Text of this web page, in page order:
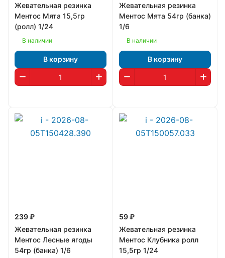
Жевательная резинка
Ментос Мята 15,5гр
(ролл) 1/24
В наличии
В корзину
Жевательная резинка
Ментос Мята 54гр (банка)
1/6
В наличии
В корзину
239 ₽
Жевательная резинка
Ментос Лесные ягоды
54гр (банка) 1/6
59 ₽
Жевательная резинка
Ментос Клубника ролл
15,5гр 1/24